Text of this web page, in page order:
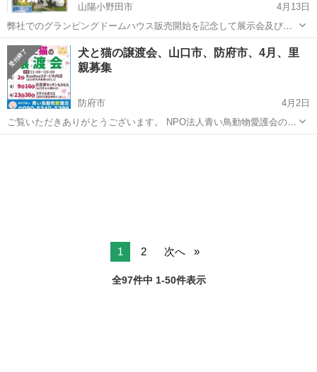
山陽小野田市
4月13日
弊社でのグランピングドームハウス販売開始を記念して展示会及びキ
ャンペーンを開催します。 割引キャンペーンを行いますので奮ってお
越しください。 また事業者様向けにも販売しています。 グランピング
ドームハウスと...
山口 山陽小野田市 展示会 テント
犬と猫の譲渡会、山口市、防府市、4月、里
親募集
防府市
4月2日
ご覧いただきありがとうございます。 NPO法人青い鳥動物愛護会の開
催する猫と犬の譲渡会が画像の場所と日時であります。 保護された猫
1 2 次へ
全97件中 1-50件表示